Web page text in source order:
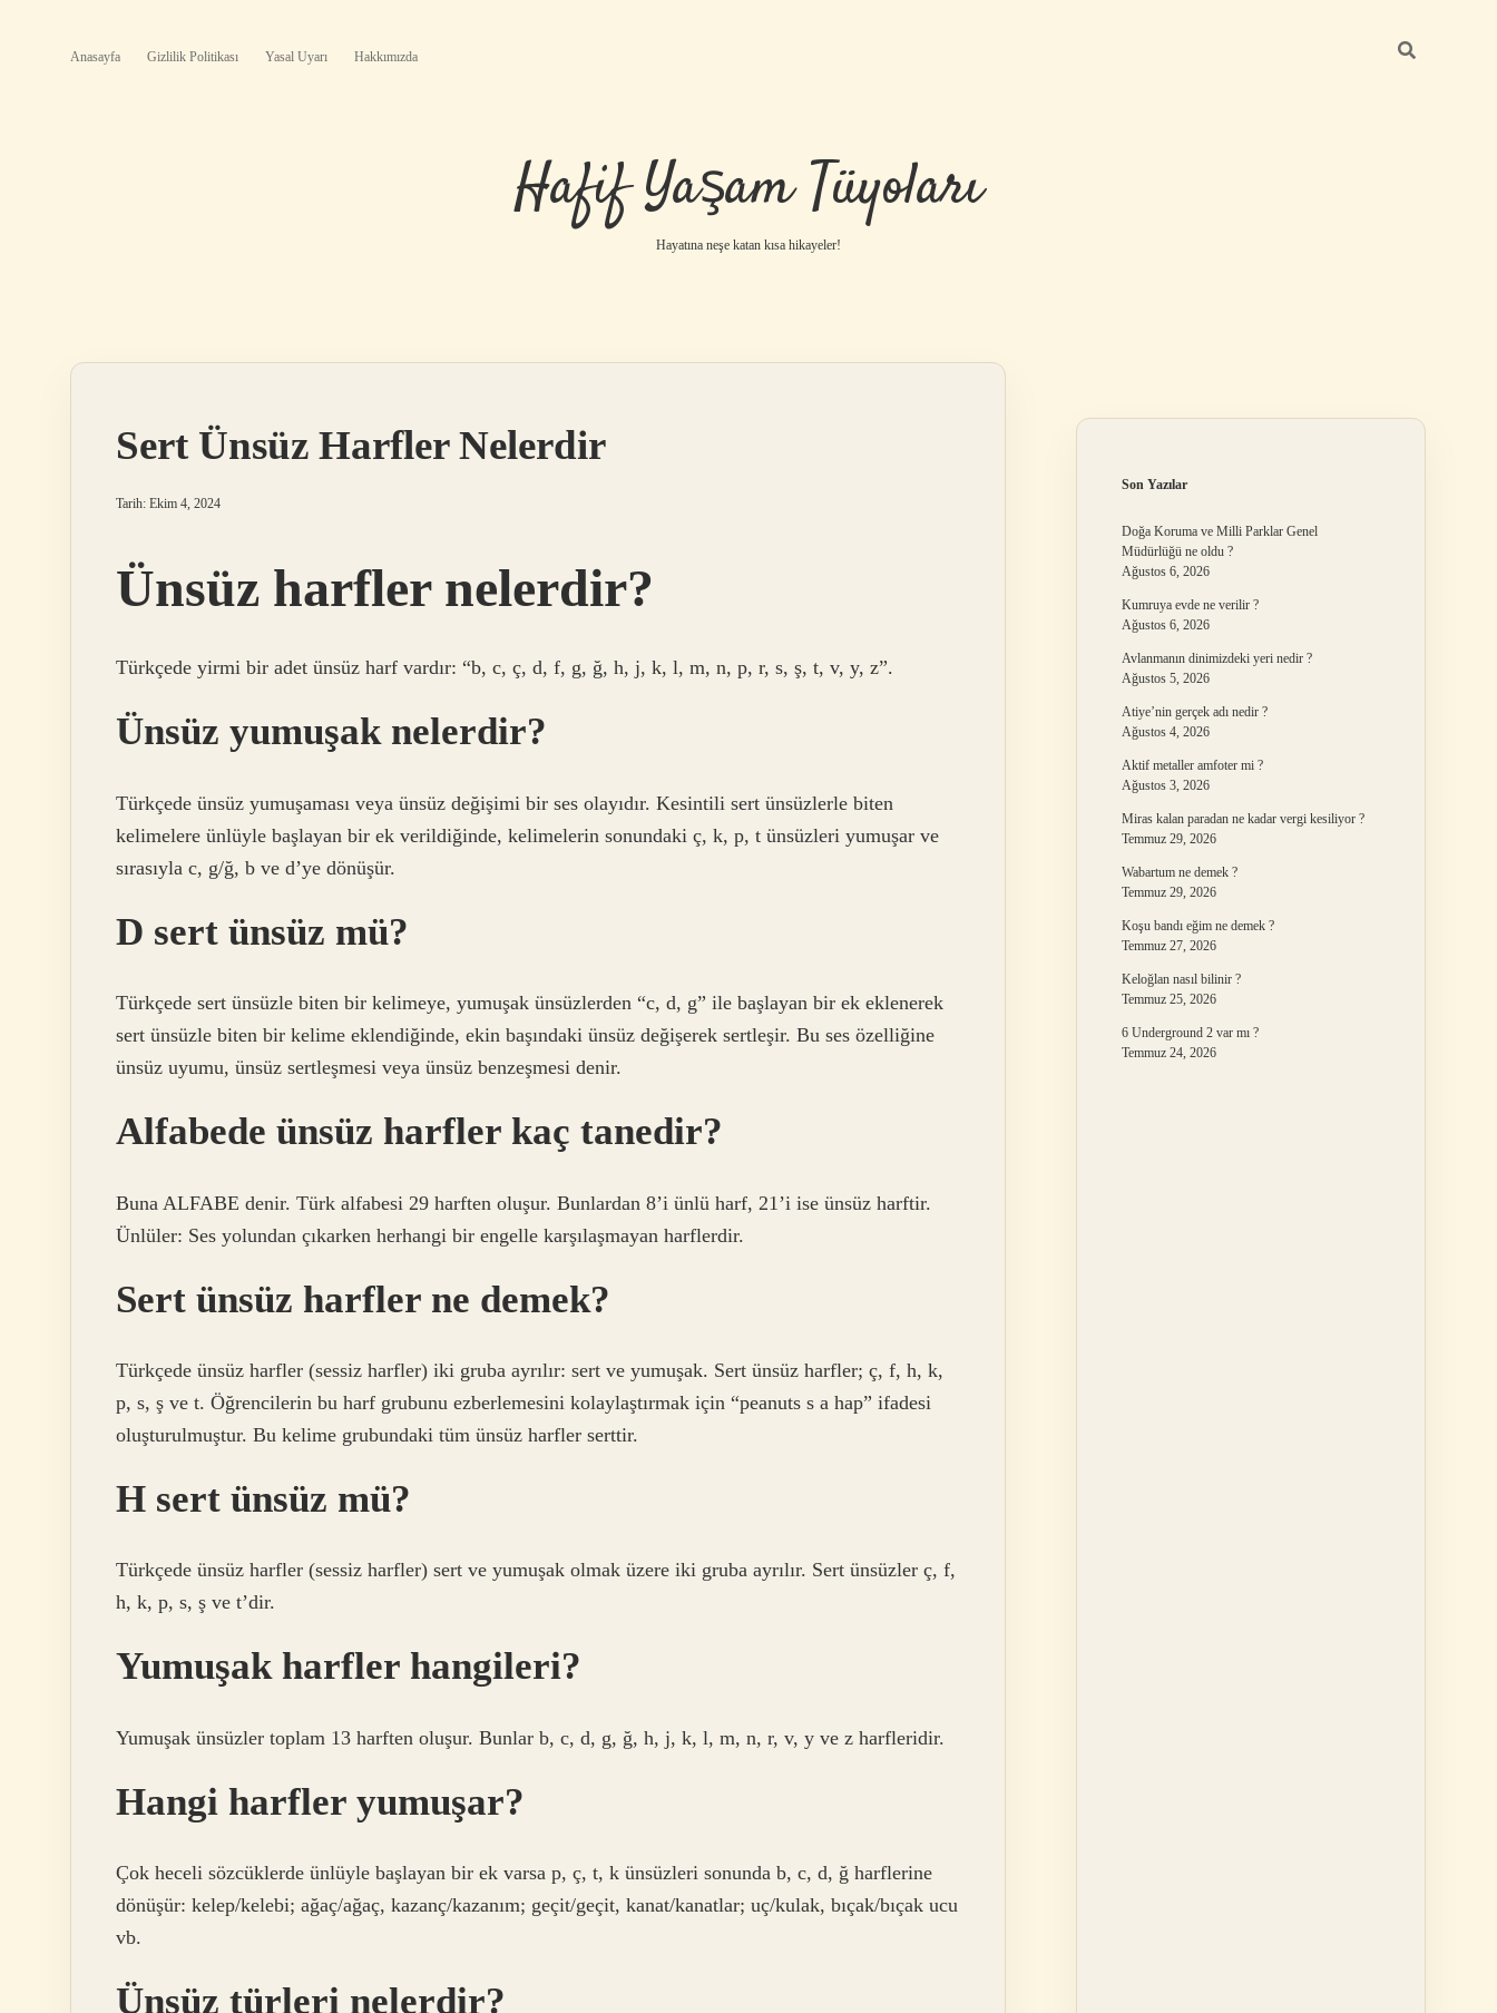
Anasayfa Gizlilik Politikası Yasal Uyarı Hakkımızda
Hafif Yaşam Tüyoları
Hayatına neşe katan kısa hikayeler!
Sert Ünsüz Harfler Nelerdir
Tarih: Ekim 4, 2024
Ünsüz harfler nelerdir?
Türkçede yirmi bir adet ünsüz harf vardır: “b, c, ç, d, f, g, ğ, h, j, k, l, m, n, p, r, s, ş, t, v, y, z”.
Ünsüz yumuşak nelerdir?
Türkçede ünsüz yumuşaması veya ünsüz değişimi bir ses olayıdır. Kesintili sert ünsüzlerle biten
kelimelere ünlüyle başlayan bir ek verildiğinde, kelimelerin sonundaki ç, k, p, t ünsüzleri yumuşar ve
sırasıyla c, g/ğ, b ve d’ye dönüşür.
D sert ünsüz mü?
Türkçede sert ünsüzle biten bir kelimeye, yumuşak ünsüzlerden “c, d, g” ile başlayan bir ek eklenerek
sert ünsüzle biten bir kelime eklendiğinde, ekin başındaki ünsüz değişerek sertleşir. Bu ses özelliğine
ünsüz uyumu, ünsüz sertleşmesi veya ünsüz benzeşmesi denir.
Alfabede ünsüz harfler kaç tanedir?
Buna ALFABE denir. Türk alfabesi 29 harften oluşur. Bunlardan 8’i ünlü harf, 21’i ise ünsüz harftir.
Ünlüler: Ses yolundan çıkarken herhangi bir engelle karşılaşmayan harflerdir.
Sert ünsüz harfler ne demek?
Türkçede ünsüz harfler (sessiz harfler) iki gruba ayrılır: sert ve yumuşak. Sert ünsüz harfler; ç, f, h, k,
p, s, ş ve t. Öğrencilerin bu harf grubunu ezberlemesini kolaylaştırmak için “peanuts s a hap” ifadesi
oluşturulmuştur. Bu kelime grubundaki tüm ünsüz harfler serttir.
H sert ünsüz mü?
Türkçede ünsüz harfler (sessiz harfler) sert ve yumuşak olmak üzere iki gruba ayrılır. Sert ünsüzler ç, ​​​​f,
h, k, p, s, ş ve t’dir.
Yumuşak harfler hangileri?
Yumuşak ünsüzler toplam 13 harften oluşur. Bunlar b, c, d, g, ğ, h, j, k, l, m, n, r, v, y ve z harfleridir.
Hangi harfler yumuşar?
Çok heceli sözcüklerde ünlüyle başlayan bir ek varsa p, ç, t, k ünsüzleri sonunda b, c, d, ğ harflerine
dönüşür: kelep/kelebi; ağaç/ağaç, kazanç/kazanım; geçit/geçit, kanat/kanatlar; uç/kulak, bıçak/bıçak ucu
vb.
Ünsüz türleri nelerdir?
Son Yazılar
Doğa Koruma ve Milli Parklar Genel
Müdürlüğü ne oldu ?
Ağustos 6, 2026
Kumruya evde ne verilir ?
Ağustos 6, 2026
Avlanmanın dinimizdeki yeri nedir ?
Ağustos 5, 2026
Atiye’nin gerçek adı nedir ?
Ağustos 4, 2026
Aktif metaller amfoter mi ?
Ağustos 3, 2026
Miras kalan paradan ne kadar vergi kesiliyor ?
Temmuz 29, 2026
Wabartum ne demek ?
Temmuz 29, 2026
Koşu bandı eğim ne demek ?
Temmuz 27, 2026
Keloğlan nasıl bilinir ?
Temmuz 25, 2026
6 Underground 2 var mı ?
Temmuz 24, 2026